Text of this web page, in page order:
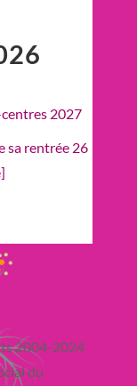
2027
sa rentrée 26
2004-2024
du